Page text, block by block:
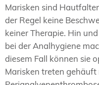
Marisken sind
der Regel keine
keiner Therapie. Hin
bei der Analhygiene
diesem Fall können sie
Marisken treten gehäuft